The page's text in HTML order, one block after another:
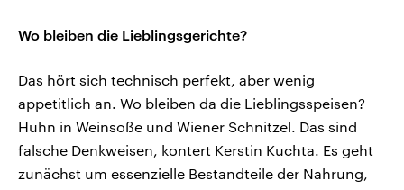
Wo bleiben die Lieblingsgerichte?
Das hört sich technisch perfekt, aber wenig
appetitlich an. Wo bleiben da die Lieblingsspeisen?
Huhn in Weinsoße und Wiener Schnitzel. Das sind
falsche Denkweisen, kontert Kerstin Kuchta. Es geht
zunächst um essenzielle Bestandteile der Nahrung,